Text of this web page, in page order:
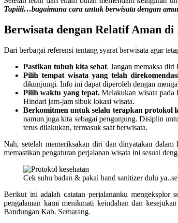
Tapiiii…bagaimana cara untuk berwisata dengan
Berwisata dengan Relatif Aman
Dari berbagai referensi tentang syarat berwisata agar
Pastikan tubuh kita sehat. Jangan memaksa
Pilih tempat wisata yang telah
dikunjungi. Info ini dapat diperoleh dengan
Pilih waktu yang tepat.Melakukan wisata pada
Hindari jam-jam sibuk lokasi wisata.
Berkomitmen untuk selalu terapkan protokol
namun juga kita sebagai pengunjung. Disiplin
terus dilakukan, termasuk saat berwisata.
Nah, setelah memeriksakan diri dan dinyatakan
memastikan pengaturan perjalanan wisata ini sesuai
Cek suhu badan & pakai hand sanitizer dulu
Berikut ini adalah catatan perjalananku mengeksplor
pengalaman kami menikmati keindahan dan
Bandungan Kab. Semarang.